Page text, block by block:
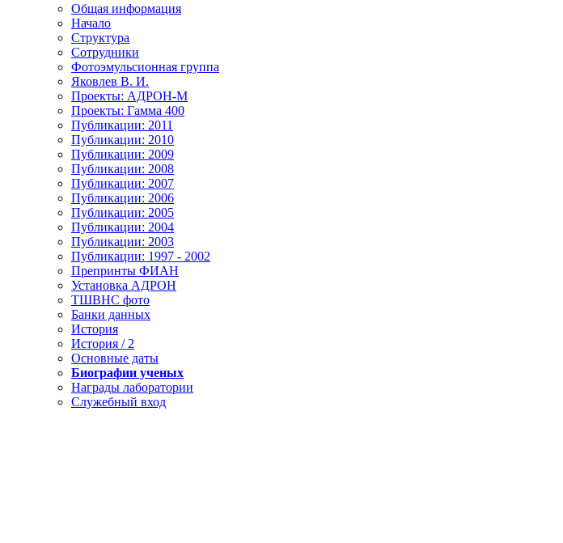
Общая информация
Начало
Структура
Сотрудники
Фотоэмульсионная группа
Яковлев В. И.
Проекты: АДРОН-М
Проекты: Гамма 400
Публикации: 2011
Публикации: 2010
Публикации: 2009
Публикации: 2008
Публикации: 2007
Публикации: 2006
Публикации: 2005
Публикации: 2004
Публикации: 2003
Публикации: 1997 - 2002
Препринты ФИАН
Установка АДРОН
ТШВНС фото
Банки данных
История
История / 2
Основные даты
Биографии ученых
Награды лаборатории
Служебный вход